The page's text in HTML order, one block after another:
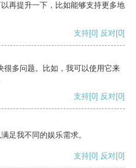
再提升一下，比如能够支持更多地
支持[0] 反对[0]
很多问题。比如，我可以使用它来
支持[0] 反对[0]
足我不同的娱乐需求。
支持[0] 反对[0]